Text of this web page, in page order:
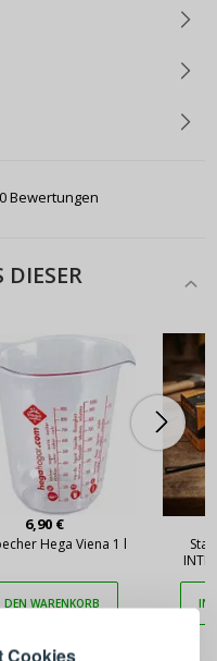
Cookies
Bewertungen
DIESER
6,90 €
Hega Viena 1 l
DEN WARENKORB IN
Ihrem